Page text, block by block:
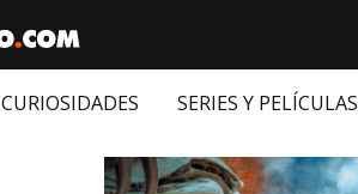
CURIOSIDADES SERIES Y PELÍCULAS